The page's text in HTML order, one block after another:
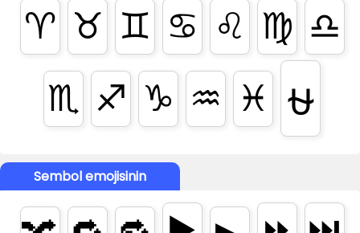
♈ ♉ ♊ ♋ ♌ ♍ ♎
♏ ♐ ♑ ♒ ♓ ⛎
Sembol emojisinin